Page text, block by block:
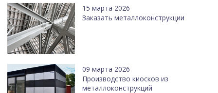
15 марта 2026
Заказать металлоконструкции
09 марта 2026
Производство киосков из
металлоконструкций